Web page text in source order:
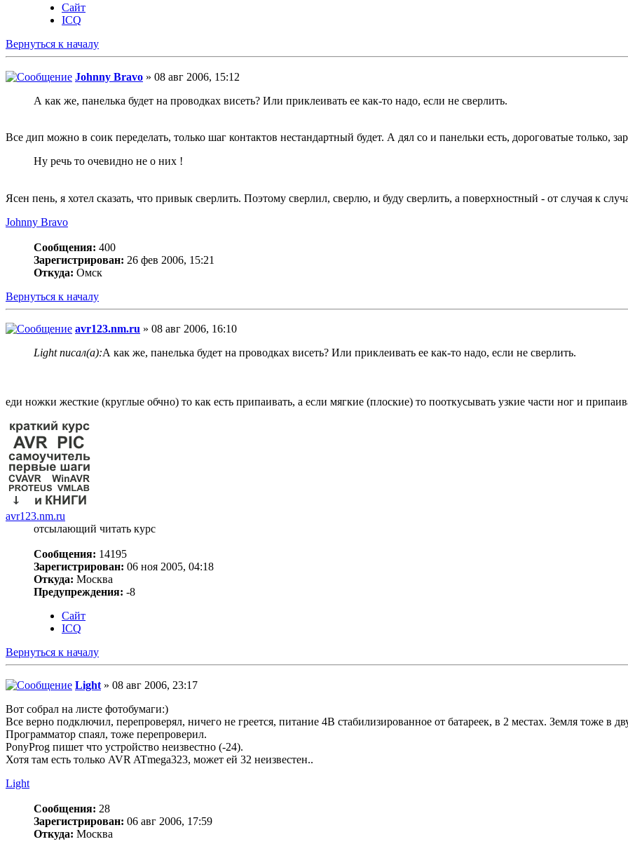
Сайт
ICQ
Вернуться к началу
Johnny Bravo » 08 авг 2006, 15:12
А как же, панелька будет на проводках висеть? Или приклеивать ее как-то надо, если не сверлить.
Все дип можно в соик переделать, только шаг контактов нестандартный будет. А дял со и панельки есть, дороговатые только,
Ну речь то очевидно не о них !
Ясен пень, я хотел сказать, что привык сверлить. Поэтому сверлил, сверлю, и буду сверлить, а поверхностный - от случая к
Johnny Bravo
Сообщения: 400
Зарегистрирован: 26 фев 2006, 15:21
Откуда: Омск
Вернуться к началу
avr123.nm.ru » 08 авг 2006, 16:10
Light писал(а):А как же, панелька будет на проводках висеть? Или приклеивать ее как-то надо, если не сверлить.
еди ножки жесткие (круглые обчно) то как есть припаивать, а если мягкие (плоские) то пооткусывать узкие части ног и
avr123.nm.ru
отсылающий читать курс
Сообщения: 14195
Зарегистрирован: 06 ноя 2005, 04:18
Откуда: Москва
Предупреждения: -8
Сайт
ICQ
Вернуться к началу
Light » 08 авг 2006, 23:17
Вот собрал на листе фотобумаги:)
Все верно подключил, перепроверял, ничего не греется, питание 4В стабилизированное от батареек, в 2 местах. Земля тоже в
Программатор спаял, тоже перепроверил.
PonyProg пишет что устройство неизвестно (-24).
Хотя там есть только AVR ATmega323, может ей 32 неизвестен..
Light
Сообщения: 28
Зарегистрирован: 06 авг 2006, 17:59
Откуда: Москва